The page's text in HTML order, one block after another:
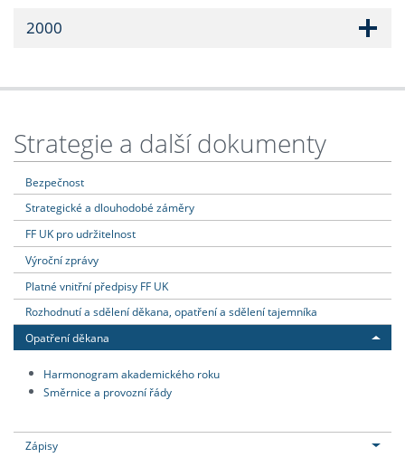
2000
Strategie a další dokumenty
Bezpečnost
Strategické a dlouhodobé záměry
FF UK pro udržitelnost
Výroční zprávy
Platné vnitřní předpisy FF UK
Rozhodnutí a sdělení děkana, opatření a sdělení tajemníka
Opatření děkana
Harmonogram akademického roku
Směrnice a provozní řády
Zápisy